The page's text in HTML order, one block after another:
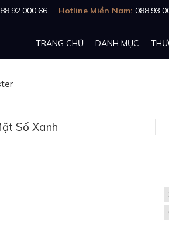
Hotline Miền Nam:
TRANG CHỦ DANH MỤC
Số Xanh